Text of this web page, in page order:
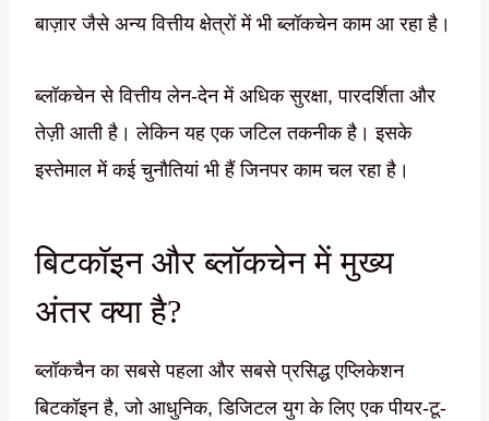
बाज़ार जैसे अन्य वित्तीय क्षेत्रों में भी ब्लॉकचेन काम आ रहा है।
ब्लॉकचेन से वित्तीय लेन-देन में अधिक सुरक्षा, पारदर्शिता और
तेज़ी आती है। लेकिन यह एक जटिल तकनीक है। इसके
इस्तेमाल में कई चुनौतियां भी हैं जिनपर काम चल रहा है।
बिटकॉइन और ब्लॉकचेन में मुख्य
अंतर क्या है?
ब्लॉकचैन का सबसे पहला और सबसे प्रसिद्ध एप्लिकेशन
बिटकॉइन है, जो आधुनिक, डिजिटल युग के लिए एक पीयर-टू-